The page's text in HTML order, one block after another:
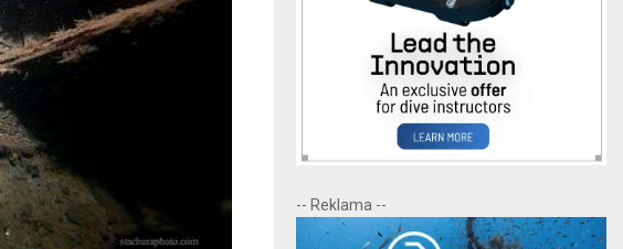
-- Reklama --